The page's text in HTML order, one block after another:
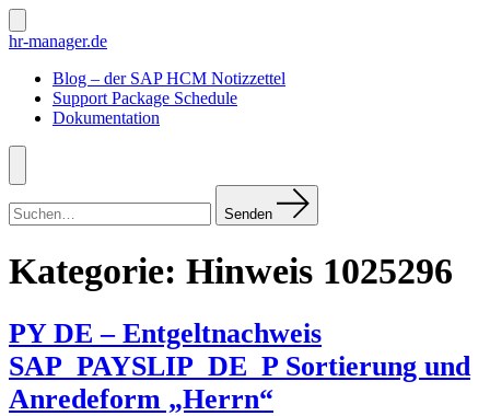
Zum
Inhalt
Suche
ein-/ausblenden
hr-manager.de
Blog – der SAP HCM Notizzettel
Support Package Schedule
Dokumentation
Menü
nach:
Senden
Kategorie: Hinweis 1025296
PY DE – Entgeltnachweis
SAP_PAYSLIP_DE_P Sortierung und
Anredeform „Herrn“